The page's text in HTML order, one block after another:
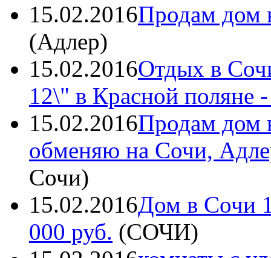
15.02.2016Продам дом
(Адлер)
15.02.2016Отдых в
12\" в Красной поляне
15.02.2016Продам дом
обменяю на Сочи,
Сочи)
15.02.2016Дом в Сочи
000 руб. (СОЧИ)